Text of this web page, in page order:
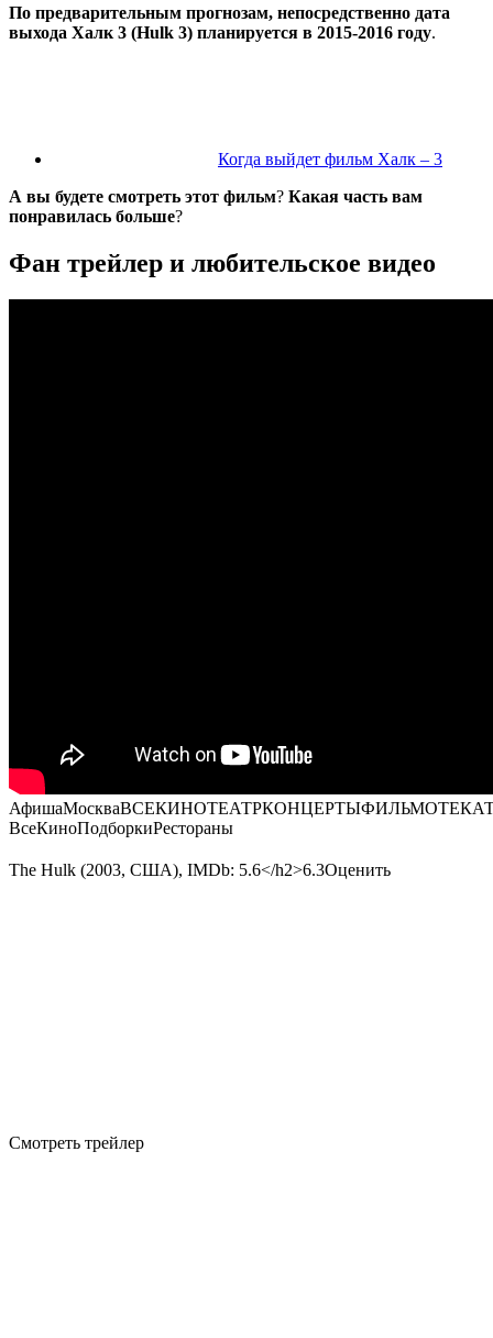
По предварительным прогнозам, непосредственно дата
выхода Халк 3 (Hulk 3) планируется в 2015-2016 году.
Когда выйдет фильм Халк – 3
А вы будете смотреть этот фильм? Какая часть вам
понравилась больше?
Фан трейлер и любительское видео
АфишаМосква
ВсеКиноПодборкиРестораны
The Hulk (2003, США), IMDb: 5.6</h2>6.3Оценить
Смотреть трейлер